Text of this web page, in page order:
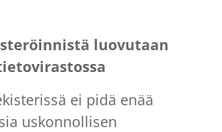
luovutaan
ei pidä enää
uskonnollisen